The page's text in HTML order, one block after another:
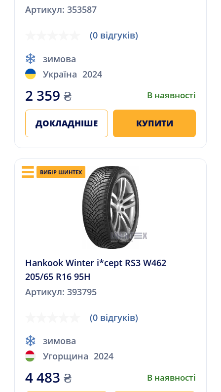
Артикул: 353587
(0 відгуків)
зимова
Україна 2024
2 359 ₴ В наявності
ДОКЛАДНІШЕ КУПИТИ
ВИБІР ШИНТЕХ
Hankook Winter i*cept RS3 W462
205/65 R16 95H
Артикул: 393795
(0 відгуків)
зимова
Угорщина 2024
4 483 ₴ В наявності